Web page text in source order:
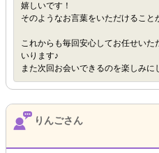
嬉しいです！
そのようなお言葉をいただけること
これからも毎回安心してお任せいた
いります♪
また次回お会いできるのを楽しみに
りんごさん